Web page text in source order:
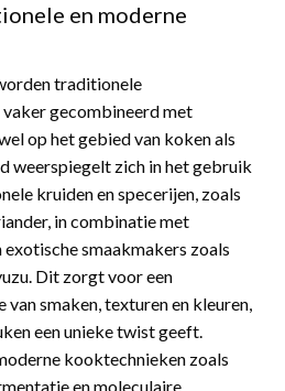
en moderne
traditionele
gecombineerd met
op het gebied van koken als
weerspiegelt zich in het gebruik
kruiden en specerijen, zoals
in combinatie met
smaakmakers zoals
Dit zorgt voor een
smaken, texturen en kleuren,
een unieke twist geeft.
kooktechnieken zoals
en moleculaire